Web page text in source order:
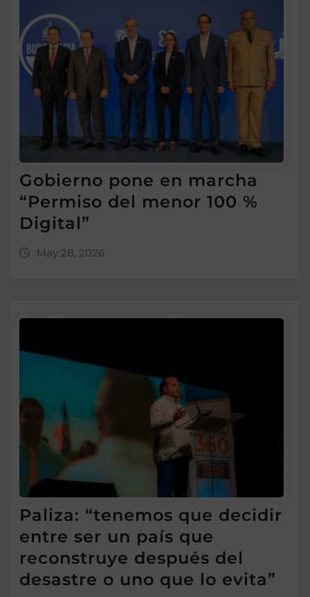
Gobierno pone en marcha
“Permiso del menor 100 %
Digital”
May 28, 2026
Paliza: “tenemos que decidir
entre ser un país que
reconstruye después del
desastre o uno que lo evita”